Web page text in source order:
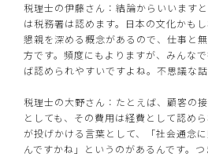
税理士の伊藤さん：結論からいいます
は税務署は認めます。日本の文化かも
懇親を深める概念があるので、仕事と
方です。頻度にもよりますが、みんな
ば認められやすいですよね。不思議な話
税理士の大野さん：たとえば、顧客の
としても、その費用は経費として認め
が投げかける言葉として、「社会通念
んですかね」というのがあるんです。